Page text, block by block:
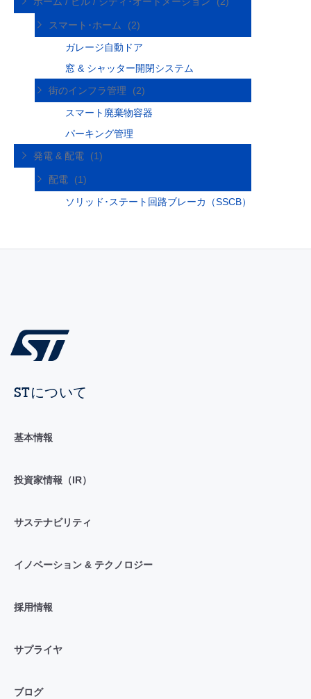
スマート･ホーム
(2)
ガレージ自動ドア
窓 & シャッター開閉システム
街のインフラ管理
(2)
スマート廃棄物容器
パーキング管理
発電 & 配電
(1)
配電
(1)
ソリッド･ステート回路ブレーカ（SSCB）
STについて
基本情報
投資家情報（IR）
サステナビリティ
イノベーション & テクノロジー
採用情報
サプライヤ
ブログ